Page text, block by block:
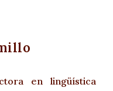
en lingüística